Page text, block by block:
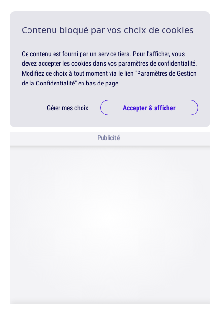
Contenu bloqué par vos choix de cookies
Ce contenu est fourni par un service tiers. Pour l'afficher, vous
devez accepter les cookies dans vos paramètres de confidentialité.
Modifiez ce choix à tout moment via le lien "Paramètres de Gestion
de la Confidentialité" en bas de page.
Gérer mes choix Accepter & afficher
Publicité